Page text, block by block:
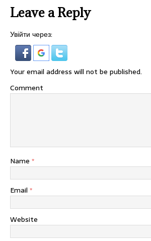
Leave a Reply
Увійти через:
Your email address will not be published.
Comment
Name *
Email *
Website